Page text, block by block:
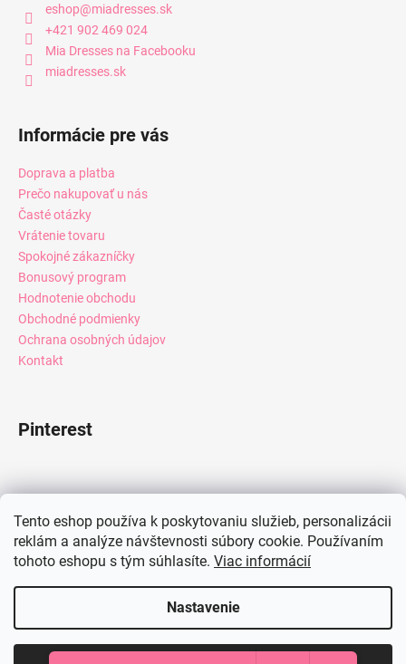
Tento eshop používa k poskytovaniu služieb, personalizácii
reklám a analýze návštevnosti súbory cookie. Používaním
tohoto eshopu s tým súhlasíte. Viac informácií
Nastavenie
eshop@miadresses.sk
+421 902 469 024
Mia Dresses na Facebooku
miadresses.sk
Informácie pre vás
Doprava a platba
Prečo nakupovať u nás
Časté otázky
Vrátenie tovaru
Spokojné zákazníčky
Bonusový program
Hodnotenie obchodu
Obchodné podmienky
Ochrana osobných údajov
Kontakt
Pinterest
Instagram